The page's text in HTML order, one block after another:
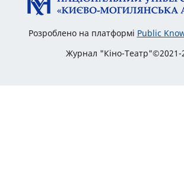
Розроблено на платформі Public
Журнал "Кіно-Театр"©2021-